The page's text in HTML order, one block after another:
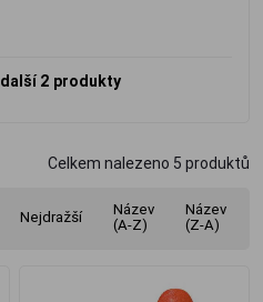
další 2 produkty
Celkem nalezeno 5 produktů
Nejdražší
Název
(A-Z)
Název
(Z-A)